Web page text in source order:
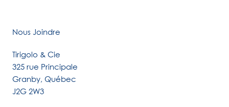
Nous Joindre
Tirigolo & Cie
325 rue Principale
Granby, Québec
J2G 2W3